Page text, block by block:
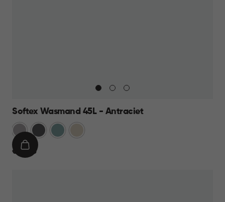
Softex Wasmand 45L - Antraciet
TaupeAntraciet
BlauwBeige
€
€ 15,95
IN